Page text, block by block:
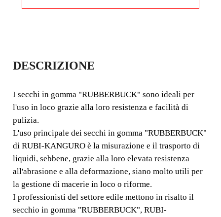
SECCHIO GOMMA
INDUSTRIALE NRº4
"RUBBERBUCK" (10
L)
I secchi in gomma "RUBBERBUCK" sono ideali per
l'uso in loco grazie alla loro resistenza e facilità di
pulizia. L'uso principale dei secchi in gomma
"RUBBERBUCK" di RUBI-KANGURO è la
misurazione e il trasporto di liquidi, sebbene, grazie alla
loro elevata resistenza all'abrasione e alla deformazione,
siano molto utili per la gestione di macerie in loco o
DESCRIZIONE
I secchi in gomma "RUBBERBUCK" sono ideali per
l'uso in loco grazie alla loro resistenza e facilità di
pulizia.
L'uso principale dei secchi in gomma "RUBBERBUCK"
di RUBI-KANGURO è la misurazione e il trasporto di
liquidi, sebbene, grazie alla loro elevata resistenza
all'abrasione e alla deformazione, siano molto utili per
la gestione di macerie in loco o riforme.
I professionisti del settore edile mettono in risalto il
secchio in gomma "RUBBERBUCK", RUBI-